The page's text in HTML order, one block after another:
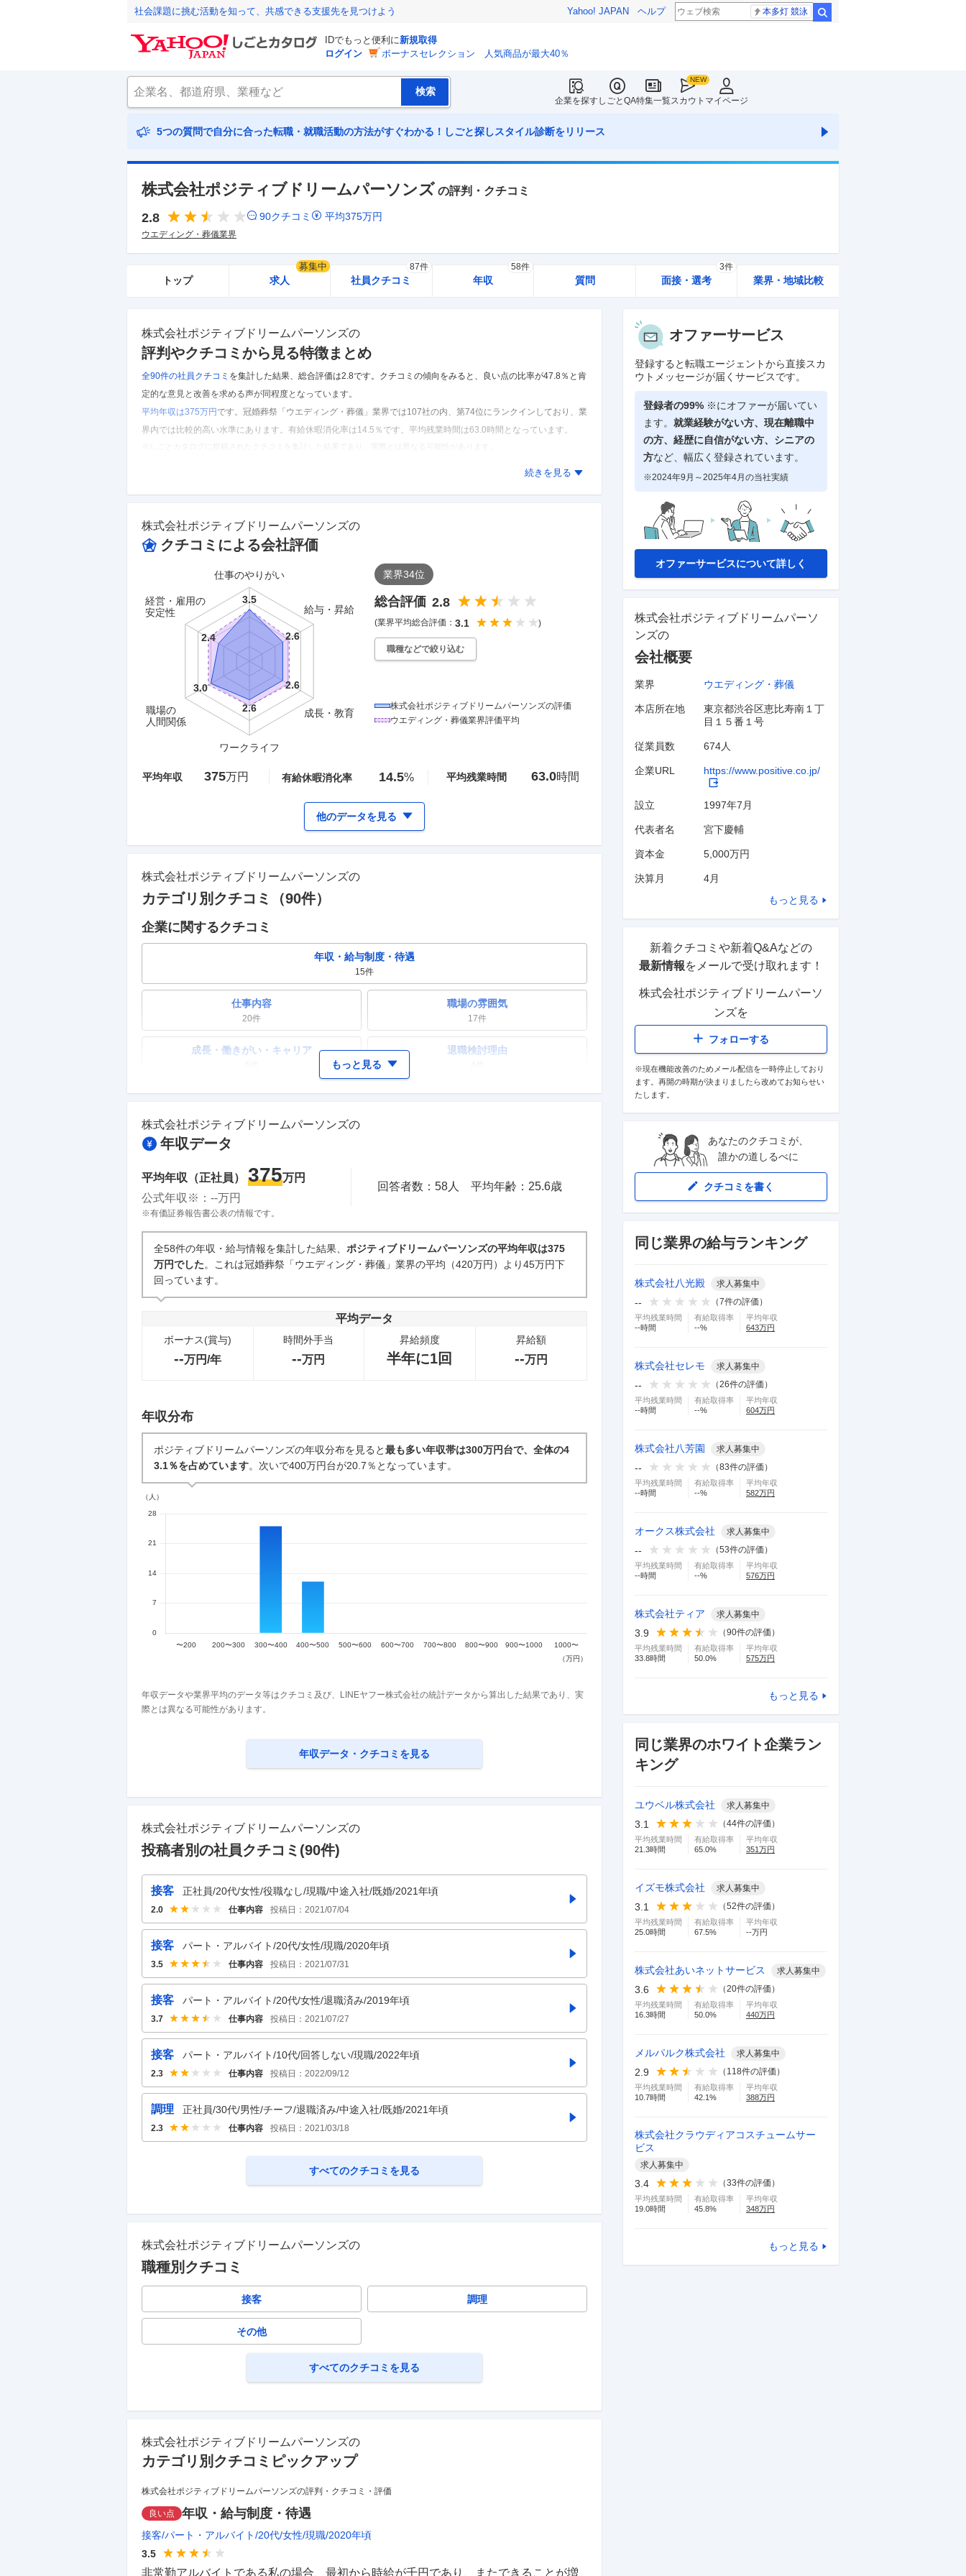
社会課題に挑む活動を知って、共感できる支援先を見つけよう Yahoo! JAPAN ヘルプ 本多灯 競泳
IDでもっと便利に新規取得
ログイン
ボーナスセレクション 人気商品が最大40％
企業を探すしごとQA特集一覧スカウト マイページ
5つの質問で自分に合った転職・就職活動の方法がすぐわかる！しごと探しスタイル診断をリリース
株式会社ポジティブドリームパーソンズ の評判・クチコミ
2.8 90クチコミ 平均375万円
ウエディング・葬儀業界
トップ 求人
募集中
社員クチコミ
87件
年収
58件
質問 面接・選考
3件
業界・地域比較
株式会社ポジティブドリームパーソンズの
評判やクチコミから見る特徴まとめ
全90件の社員クチコミ を集計した結果、 総合評価は2.8です。 クチコミの傾向をみると、良い点の比率が47.8％と肯
定的な意見と改善を求める声が同程度となっています。
平均年収は375万円です。 冠婚葬祭「ウエディング・葬儀」業界では107社の内、第74位にランクインしており、業
界内では比較的高い水準にあります。 有給休暇消化率は14.5％です。 平均残業時間は63.0時間となっています。
続きを見る
株式会社ポジティブドリームパーソンズの
クチコミによる会社評価
業界34位
総合評価 2.8
(業界平均総合評価： 3.1 )
職種などで絞り込む
仕事のやりがい
給与・昇給
成長・教育
ワークライフ
職場の
人間関係
経営・雇用の
安定性
株式会社ポジティブドリームパーソンズの評価
ウエディング・葬儀業界評価平均
平均年収 375万円 有給休暇消化率 14.5% 平均残業時間 63.0時間
他のデータを見る
株式会社ポジティブドリームパーソンズの
カテゴリ別クチコミ（90件）
企業に関するクチコミ
年収・給与制度・待遇
15件
仕事内容
20件
職場の雰囲気
17件
成長・働きがい・キャリア 退職検討理由
ワークライフバランス 女性の活躍・働きやすさ
人事・評価制度 入社理由・入社後ギャップ
企業の選考に関するクチコミ
中途採用面接・選考 新卒採用面接・選考
もっと見る
株式会社ポジティブドリームパーソンズの
年収データ
平均年収（正社員） 375万円
公式年収※： --万円
回答者数：58 人 平均年齢： 25.6歳
※有価証券報告書公表の情報です。
全58件の年収・給与情報を集計した結果、 ポジティブドリームパーソンズの平均年収は375
万円でした。これは冠婚葬祭「ウエディング・葬儀」業界の平均（420万円）より45万円下
回っています。
平均データ
ボーナス(賞与)
--万円/年
時間外手当
--万円
昇給頻度
半年に1回
昇給額
--万円
年収分布
ポジティブドリームパーソンズの年収分布を見ると最も多い年収帯は300万円台で、全体の4
3.1％を占めています。次いで400万円台が20.7％となっています。
年収データや業界平均のデータ等はクチコミ及び、LINEヤフー株式会社の統計データから算出した結果であり、実
際とは異なる可能性があります。
年収データ・クチコミを見る
株式会社ポジティブドリームパーソンズの
投稿者別の社員クチコミ(90件)
接客 正社員/20代/女性/役職なし/現職/中途入社/既婚/2021年頃
2.0 仕事内容 投稿日： 2021/07/04
接客 パート・アルバイト/20代/女性/現職/2020年頃
3.5 仕事内容 投稿日： 2021/07/31
接客 パート・アルバイト/20代/女性/退職済み/2019年頃
3.7 仕事内容 投稿日： 2021/07/27
接客 パート・アルバイト/10代/回答しない/現職/2022年頃
2.3 仕事内容 投稿日： 2022/09/12
調理 正社員/30代/男性/チーフ/退職済み/中途入社/既婚/2021年頃
2.3 仕事内容 投稿日： 2021/03/18
すべてのクチコミを見る
株式会社ポジティブドリームパーソンズの
職種別クチコミ
接客 調理
その他
すべてのクチコミを見る
株式会社ポジティブドリームパーソンズの
カテゴリ別クチコミピックアップ
株式会社ポジティブドリームパーソンズの評判・クチコミ・評価
良い点 年収・給与制度・待遇
接客 パート・アルバイト 20代 女性 現職 2020年頃
3.5
非常勤アルバイトである私の場合、最初から時給が千円であり、またできることが増
オファーサービス
登録すると転職エージェントから直接スカ
ウトメッセージが届くサービスです。
登録者の99% ※にオファーが届いてい
ます。 就業経験がない方、現在離職中
の方、 経歴に自信がない方、シニアの
方など、幅広く登録されています。
※2024年9月～2025年4月の当社実績
オファーサービスについて詳しく
株式会社ポジティブドリームパーソ
ンズの
会社概要
業界 ウエディング・葬儀
本店所在地
東京都渋谷区恵比寿南１丁
目１５番１号
従業員数 674人
企業URL https://www.positive.co.jp/
設立 1997年7月
代表者名 宮下慶輔
資本金 5,000万円
決算月 4月
もっと見る
新着クチコミや新着Q&Aなどの
最新情報をメールで受け取れます！
株式会社ポジティブドリームパーソ
ンズを
フォローする
※現在機能改善のためメール配信を一時停止しており
ます。再開の時期が決まりましたら改めてお知らせい
たします。
あなたのクチコミが、
誰かの道しるべに
クチコミを書く
同じ業界の給与ランキング
株式会社八光殿 求人募集中
-- （7件の評価）
平均残業時間
--時間
有給取得率
--%
平均年収
643万円
株式会社セレモ 求人募集中
-- （26件の評価）
平均残業時間
--時間
有給取得率
--%
平均年収
604万円
株式会社八芳園 求人募集中
-- （83件の評価）
平均残業時間
--時間
有給取得率
--%
平均年収
582万円
オークス株式会社 求人募集中
-- （53件の評価）
平均残業時間
--時間
有給取得率
--%
平均年収
576万円
株式会社ティア 求人募集中
3.9 （90件の評価）
平均残業時間
33.8時間
有給取得率
50.0%
平均年収
575万円
もっと見る
同じ業界のホワイト企業ラン
キング
ユウベル株式会社 求人募集中
3.1 （44件の評価）
平均残業時間
21.3時間
有給取得率
65.0%
平均年収
351 万円
イズモ株式会社 求人募集中
3.1 （52件の評価）
平均残業時間
25.0時間
有給取得率
67.5%
平均年収
--万円
株式会社あいネットサービス 求人募集中
3.6 （20件の評価）
平均残業時間
16.3時間
有給取得率
50.0%
平均年収
440万円
メルパルク株式会社 求人募集中
2.9 （ 118件の評価）
平均残業時間
10.7時間
有給取得率
42.1 %
平均年収
388万円
株式会社クラウディアコスチュームサー
ビス
求人募集中
3.4 （33件の評価）
平均残業時間
19.0時間
有給取得率
45.8%
平均年収
348万円
もっと見る